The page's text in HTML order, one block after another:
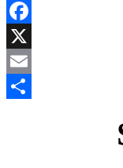
Facebook
X
Email